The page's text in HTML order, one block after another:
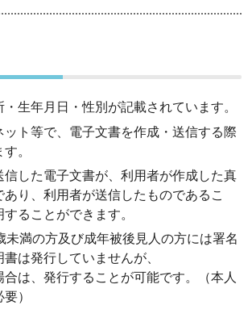
・生年月日・性別が記載されています。
ット等で、電子文書を作成・送信する際
。
信した電子文書が、利用者が作成した真
あり、利用者が送信したものであるこ
することができます。
未満の方及び成年被後見人の方には署名
書は発行していませんが、
合は、発行することが可能です。（本人
）